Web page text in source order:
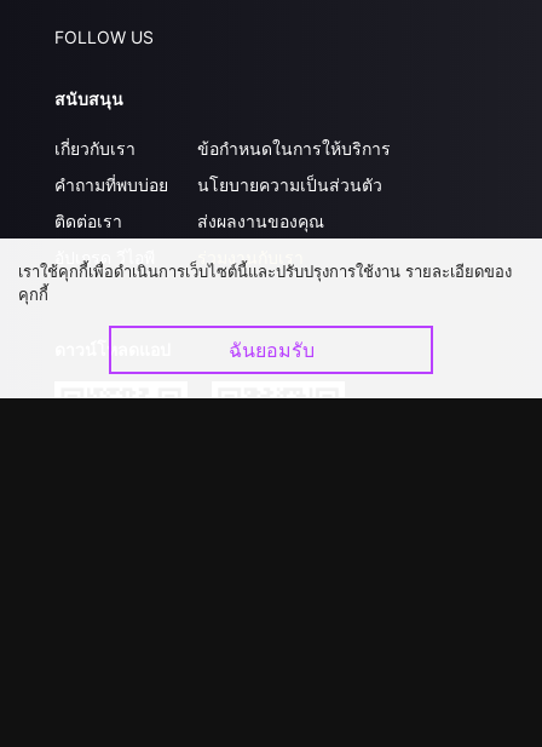
FOLLOW US
สนับสนุน
เกี่ยวกับเรา
คำถามที่พบบ่อย
ติดต่อเรา
อัปเกรด วีไอพี
ข้อกำหนดในการให้บริการ
นโยบายความเป็นส่วนตัว
ส่งผลงานของคุณ
ร่วมงานกับเรา
เราใช้คุกกี้เพื่อดำเนินการเว็บไซต์นี้และปรับปรุงการใช้งาน รายละเอียดของ
คุกกี้
ฉันยอมรับ